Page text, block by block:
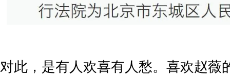
对此，是有人欢喜有人愁。喜欢赵薇